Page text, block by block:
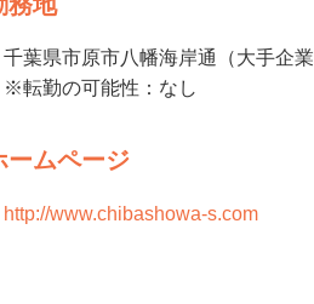
勤務地
※転勤の可能性：なし
ホームページ